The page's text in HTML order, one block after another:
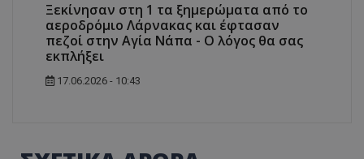
Ξεκίνησαν στη 1 τα ξημερώματα από το
αεροδρόμιο Λάρνακας και έφτασαν
πεζοί στην Αγία Νάπα - Ο λόγος θα σας
εκπλήξει
17.06.2026 - 10:43
Τα απολύτως
διαχείριση